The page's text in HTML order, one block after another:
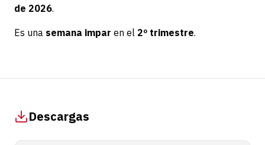
de 2026.
Es una semana impar en el 2º trimestre.
Descargas